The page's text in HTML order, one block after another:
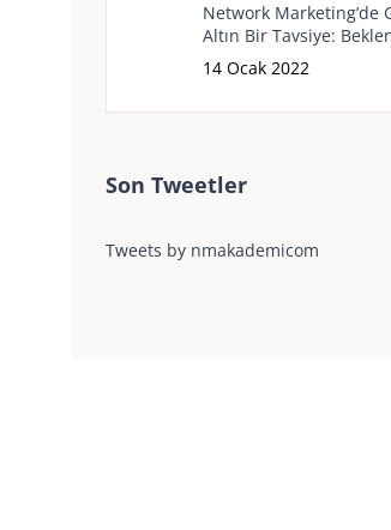
Network Marketing’de
Altın Bir Tavsiye:
14 Ocak 2022
Son Tweetler
Tweets by nmakademicom